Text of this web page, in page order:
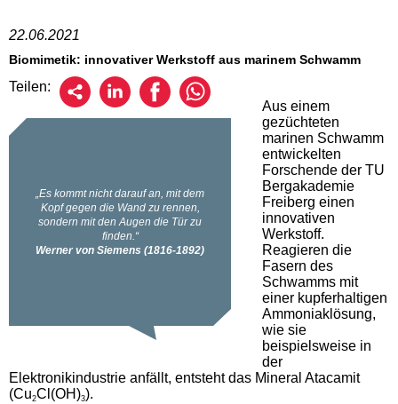
22.06.2021
Biomimetik: innovativer Werkstoff aus marinem Schwamm
Teilen:
Aus einem
gezüchteten
marinen Schwamm
entwickelten
Forschende der TU
Bergakademie
Freiberg einen
innovativen
Werkstoff.
Reagieren die
Fasern des
Schwamms mit
einer kupferhaltigen
Ammoniaklösung,
wie sie
beispielsweise in
der
Elektronikindustrie anfällt, entsteht das Mineral Atacamit
(Cu2Cl(OH)3).